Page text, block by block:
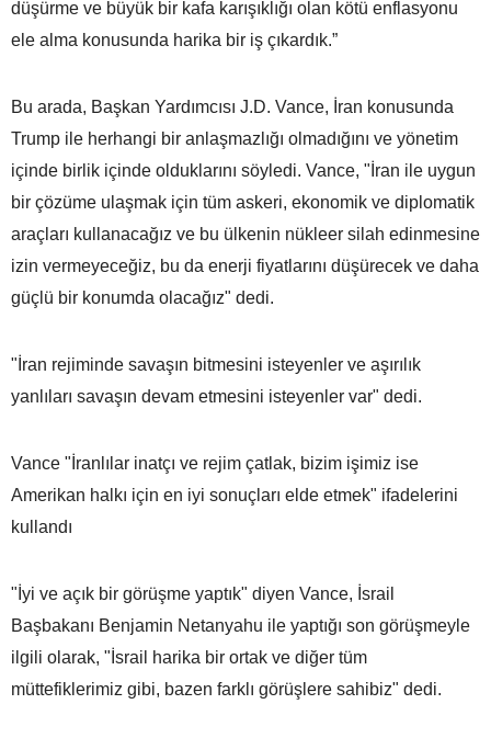
düşürme ve büyük bir kafa karışıklığı olan kötü enflasyonu
ele alma konusunda harika bir iş çıkardık.”
Bu arada, Başkan Yardımcısı J.D. Vance, İran konusunda
Trump ile herhangi bir anlaşmazlığı olmadığını ve yönetim
içinde birlik içinde olduklarını söyledi. Vance, "İran ile uygun
bir çözüme ulaşmak için tüm askeri, ekonomik ve diplomatik
araçları kullanacağız ve bu ülkenin nükleer silah edinmesine
izin vermeyeceğiz, bu da enerji fiyatlarını düşürecek ve daha
güçlü bir konumda olacağız" dedi.
"İran rejiminde savaşın bitmesini isteyenler ve aşırılık
yanlıları savaşın devam etmesini isteyenler var" dedi.
Vance "İranlılar inatçı ve rejim çatlak, bizim işimiz ise
Amerikan halkı için en iyi sonuçları elde etmek" ifadelerini
kullandı
"İyi ve açık bir görüşme yaptık" diyen Vance, İsrail
Başbakanı Benjamin Netanyahu ile yaptığı son görüşmeyle
ilgili olarak, "İsrail harika bir ortak ve diğer tüm
müttefiklerimiz gibi, bazen farklı görüşlere sahibiz" dedi.